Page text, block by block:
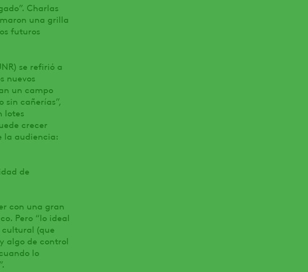
Charlas
una grilla
futuros
se refirió a
nuevos
un campo
cañerías”,
lotes
crecer
la audiencia:
de
con una gran
Pero “lo ideal
(que
algo de control
lo